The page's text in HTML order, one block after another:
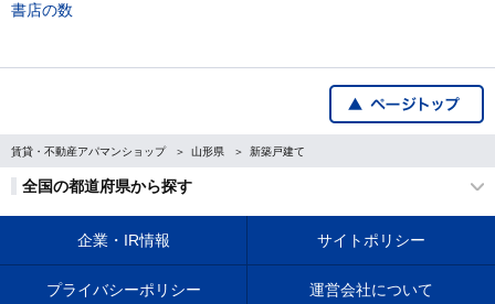
書店の数
賃貸・不動産アパマンショップ 山形県 新築戸建て
全国の都道府県から探す
企業・IR情報 サイトポリシー
プライバシーポリシー 運営会社について